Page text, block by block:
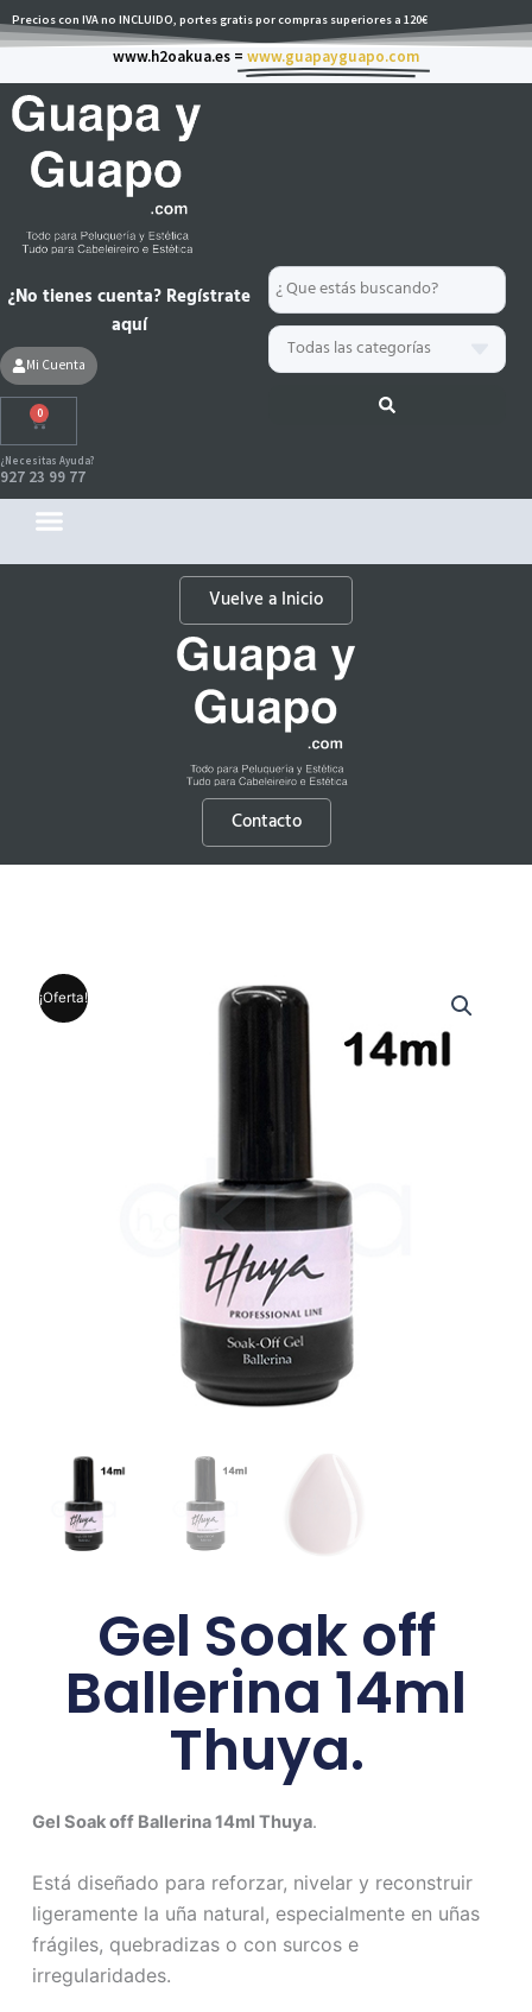
al
Precios con IVA no INCLUIDO, portes gratis por compras superiores a 120€
www.h2oakua.es = www.guapayguapo.com
Search
...
¿No tienes cuenta? Regístrate
aquí
Mi Cuenta
0
Carrito
¿Necesitas Ayuda?
927 23 99 77
Vuelve a Inicio
Contacto
¡Oferta!
Gel Soak off
Ballerina 14ml
Thuya.
Gel Soak off Ballerina 14ml Thuya.
Está diseñado para reforzar, nivelar y reconstruir
ligeramente la uña natural, especialmente en uñas
frágiles, quebradizas o con surcos e
irregularidades.